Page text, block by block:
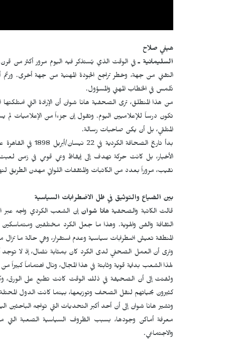
هيفي صلاح
السليمانية ـ في الوقت الذي يُستذكر فيه اليوم مرور أكثر من قرن
التقني من جهة، وخطر تراجع الجودة المهنية من جهة أخرى. ورغم
تُلمس في الخطاب المهني والمسؤول.
من هذا المنطلق، ترى الصحفية هانا شوان أن الإرادة التي
تكون درساً للإعلاميين اليوم. وتقول إن جزءاً من الإعلاميات
المتلقي، بل أن يكن صاحبات رسالة.
بدأ تاريخ
الأخبار، بل كانت حركة تهدف إلى إيقاظ وعي قومي في زمن لعبت
نقيب، مروراً بعدد من الكاتبات والمثقفات اللواتي مهدن الطريق
بين الضياع والتوثيق في ظل الاضطرابات السياسية
قالت الكاتبة والصحفيةهانا شوان إن الشعب الكردي واجه عبر
الثقافة والفن والهوية. وهذا ما جعل الكرد مختلفين
المنطقة تعيش اضطرابات سياسية وعدم استقرار، وهي حالة ما
وترى أن العمل الصحفي لدى الكرد كان بمثابة نضال، إذ لا
لهذا الشعب بداية قوية وثابتة في هذا المجال، ونال اهتماماً كبيراً
ولفتت إلى أن الصحيفة في ذلك الوقت كانت تطبع على الورق،
كثيرون بحياتهم لنقل الصحف وتوزيعها، بينما كانت الدول
وتشير هانا شوان إلى أن أحد أكبر التحديات التي تواجه الباحثين
معرفة أماكن وجودها، بسبب الظروف السياسية الصعبة التي
والاجتماعي.